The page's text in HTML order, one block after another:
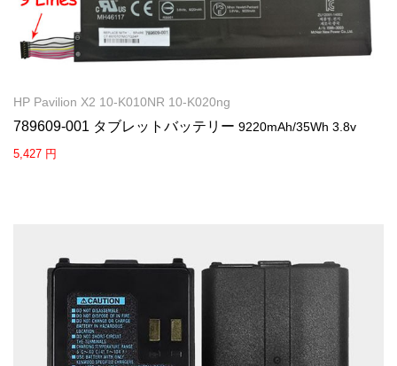
HP Pavilion X2 10-K010NR 10-K020ng
789609-001 タブレットバッテリー 9220mAh/35Wh 3.8v
5,427 円